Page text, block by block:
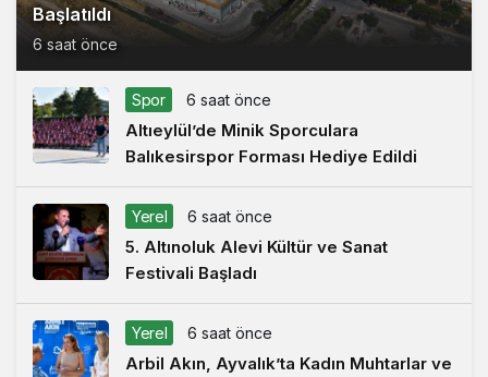
Başlatıldı
6 saat önce
Spor 6 saat önce
Altıeylül’de Minik Sporculara
Balıkesirspor Forması Hediye Edildi
Yerel 6 saat önce
5. Altınoluk Alevi Kültür ve Sanat
Festivali Başladı
Yerel 6 saat önce
Arbil Akın, Ayvalık’ta Kadın Muhtarlar ve